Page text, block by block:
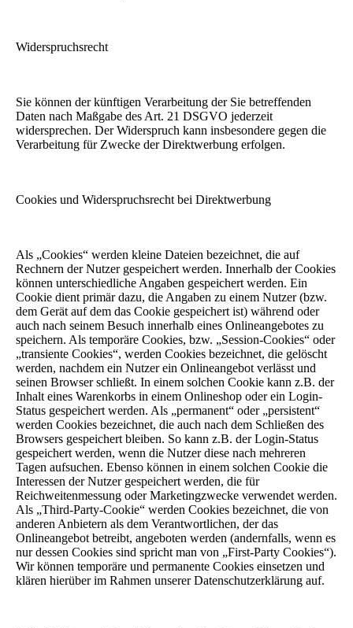
Widerspruchsrecht
Sie können der künftigen Verarbeitung der Sie betreffenden
Daten nach Maßgabe des Art. 21 DSGVO jederzeit
widersprechen. Der Widerspruch kann insbesondere gegen die
Verarbeitung für Zwecke der Direktwerbung erfolgen.
Cookies und Widerspruchsrecht bei Direktwerbung
Als „Cookies“ werden kleine Dateien bezeichnet, die auf
Rechnern der Nutzer gespeichert werden. Innerhalb der Cookies
können unterschiedliche Angaben gespeichert werden. Ein
Cookie dient primär dazu, die Angaben zu einem Nutzer (bzw.
dem Gerät auf dem das Cookie gespeichert ist) während oder
auch nach seinem Besuch innerhalb eines Onlineangebotes zu
speichern. Als temporäre Cookies, bzw. „Session-Cookies“ oder
„transiente Cookies“, werden Cookies bezeichnet, die gelöscht
werden, nachdem ein Nutzer ein Onlineangebot verlässt und
seinen Browser schließt. In einem solchen Cookie kann z.B. der
Inhalt eines Warenkorbs in einem Onlineshop oder ein Login-
Status gespeichert werden. Als „permanent“ oder „persistent“
werden Cookies bezeichnet, die auch nach dem Schließen des
Browsers gespeichert bleiben. So kann z.B. der Login-Status
gespeichert werden, wenn die Nutzer diese nach mehreren
Tagen aufsuchen. Ebenso können in einem solchen Cookie die
Interessen der Nutzer gespeichert werden, die für
Reichweitenmessung oder Marketingzwecke verwendet werden.
Als „Third-Party-Cookie“ werden Cookies bezeichnet, die von
anderen Anbietern als dem Verantwortlichen, der das
Onlineangebot betreibt, angeboten werden (andernfalls, wenn es
nur dessen Cookies sind spricht man von „First-Party Cookies“).
Wir können temporäre und permanente Cookies einsetzen und
klären hierüber im Rahmen unserer Datenschutzerklärung auf.